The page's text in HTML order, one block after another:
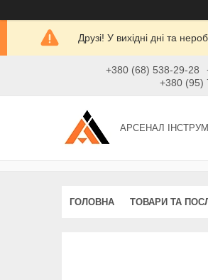
Друзі! У вихідні дні та
+380 (68) 538-29-28
+380 (95)
АРСЕНАЛ
ГОЛОВНА ТОВАРИ ТА